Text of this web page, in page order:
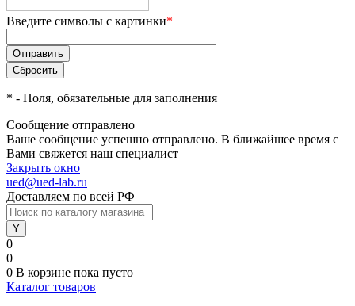
Введите символы с картинки*
* - Поля, обязательные для заполнения
Сообщение отправлено
Ваше сообщение успешно отправлено. В ближайшее время с
Вами свяжется наш специалист
Закрыть окно
ued@ued-lab.ru
Доставляем по всей РФ
0
0
0 В корзине пока пусто
Каталог товаров